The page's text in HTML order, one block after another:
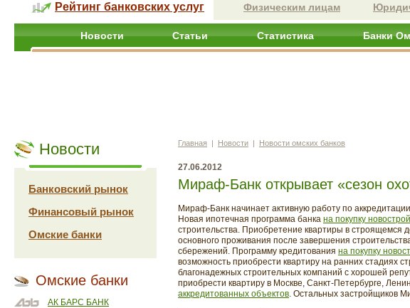
Рейтинг банковских услуг Физическим лицам
Новости Статьи Статистика Банки
Новости
Банковский рынок
Финансовый рынок
Омские банки
Омские банки
АК БАРС БАНК
Главная | Новости | Новости омских банков
27.06.2012
Мираф-Банк открывает «сезон
Мираф-Банк начинает активную работу по
Новая ипотечная программа банка на покупку
строительства. Приобретение квартиры в строящемся
основного проживания после завершения
сбережений. Программу кредитования на покупку
возможность приобрести квартиру на ранних стадиях
благонадежных строительных компаний с хорошей
приобрести квартиру в Москве, Санкт-Петербурге,
аккредитованных объектов. Остальных застройщиков